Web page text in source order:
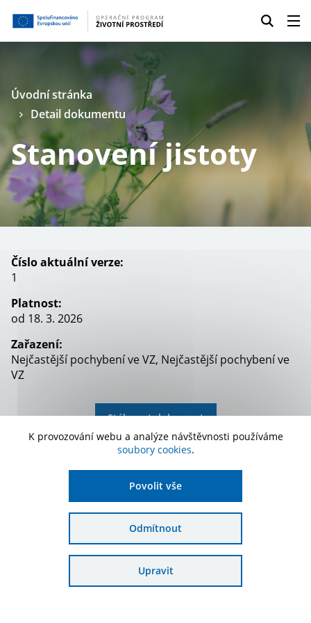
Úvodní stránka
Detail dokumentu
Stanovení jistoty
Číslo aktuální verze:
1
Platnost:
od 18. 3. 2026
Zařazení:
Nejčastější pochybení ve VZ, Nejčastější pochybení ve
VZ
Stáhnout dokument
Odebírat novinky
Přihlaste se k odběru novinek e-mailem a
žádná dotace vám již neunikne.
K provozování webu a analýze návštěvnosti používáme
soubory cookies.
Povolit vše
Odmítnout
Upravit